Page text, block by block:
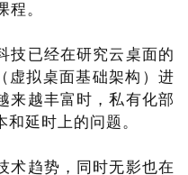
。
技已经在研究云桌面的
虚拟桌面基础架构）进
来越丰富时，私有化部
延时上的问题。
术趋势，同时无影也在